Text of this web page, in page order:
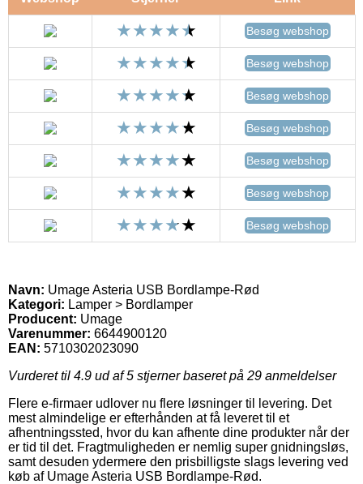
Besøg webshop
Besøg webshop
Besøg webshop
Besøg webshop
Besøg webshop
Besøg webshop
Besøg webshop
Navn: Umage Asteria USB Bordlampe-Rød
Kategori: Lamper > Bordlamper
Producent: Umage
Varenummer: 6644900120
EAN: 5710302023090
Vurderet til 4.9 ud af 5 stjerner baseret på 29 anmeldelser
Flere e-firmaer udlover nu flere løsninger til levering. Det
mest almindelige er efterhånden at få leveret til et
afhentningssted, hvor du kan afhente dine produkter når der
er tid til det. Fragtmuligheden er nemlig super gnidningsløs,
samt desuden ydermere den prisbilligste slags levering ved
køb af Umage Asteria USB Bordlampe-Rød.